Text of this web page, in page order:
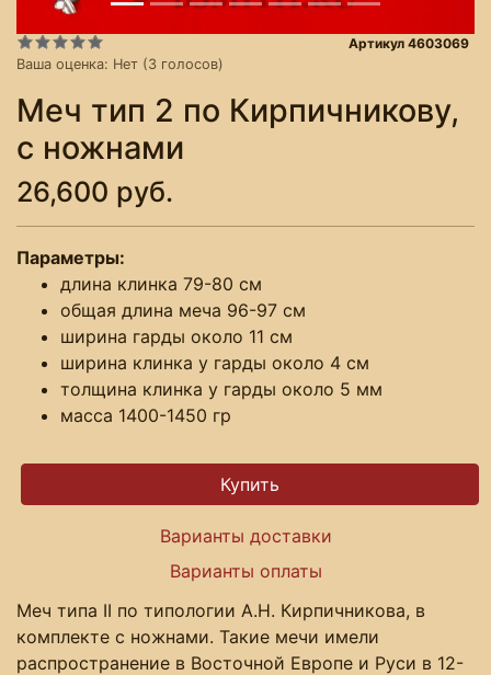
Ваша оценка: Нет (3 голосов)
Артикул 4603069
Меч тип 2 по Кирпичникову,
с ножнами
26,600 руб.
Параметры:
длина клинка 79-80 см
общая длина меча 96-97 см
ширина гарды около 11 см
ширина клинка у гарды около 4 см
толщина клинка у гарды около 5 мм
масса 1400-1450 гр
Варианты доставки
Варианты оплаты
Меч типа II по типологии А.Н. Кирпичникова, в
комплекте с ножнами. Такие мечи имели
распространение в Восточной Европе и Руси в 12-